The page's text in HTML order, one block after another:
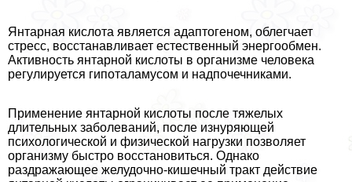
Янтарная кислота является адаптогеном, облегчает
стресс, восстанавливает естественный энергообмен.
Активность янтарной кислоты в организме человека
регулируется гипоталамусом и надпочечниками.
Применение янтарной кислоты после тяжелых
длительных заболеваний, после изнуряющей
психологической и физической нагрузки позволяет
организму быстро восстановиться. Однако
раздражающее желудочно-кишечный тpaкт действие